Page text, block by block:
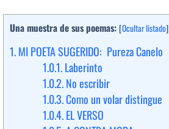
Una muestra de sus poemas: [Ocultar listado]
1.MI POETA SUGERIDO: Pureza Canelo
1.0.1.Laberinto
1.0.2.No escribir
1.0.3.Como un volar distingue
1.0.4.EL VERSO